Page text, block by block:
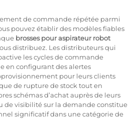
de commande répétée parmi
pouvez établir des modèles fiables
brosses pour aspirateur robot
distribuez. Les distributeurs qui
les cycles de commande
en configurant des alertes
pour leurs clients
de rupture de stock tout en
schémas d’achat auprès de leurs
de visibilité sur la demande constitue
significatif dans une catégorie de